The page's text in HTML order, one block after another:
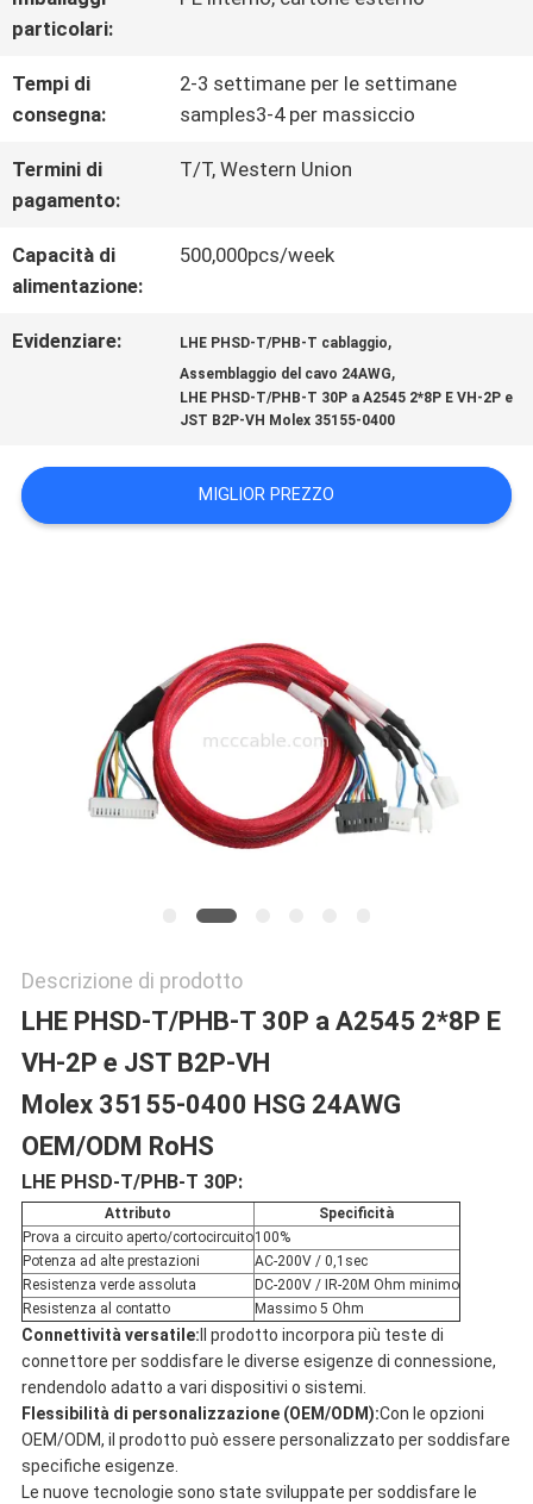
QUALITÀ
CONTATTACI
NOTIZIE
CASI
PREVENTIVO
POLITICA
particolari:
Tempi di
consegna:
2-3 settimane per le settimane
samples3-4 per massiccio
Termini di
pagamento:
T/T, Western Union
Capacità di
alimentazione:
500,000pcs/week
Evidenziare: LHE PHSD-T/PHB-T cablaggio,
Assemblaggio del cavo 24AWG,
LHE PHSD-T/PHB-T 30P a A2545 2*8P E VH-2P e
JST B2P-VH Molex 35155-0400
MIGLIOR PREZZO
Descrizione di prodotto
LHE PHSD-T/PHB-T 30P a A2545 2*8P E
VH-2P e JST B2P-VH
Molex 35155-0400 HSG 24AWG
OEM/ODM RoHS
LHE PHSD-T/PHB-T 30P:
Attributo
Specificità
Prova a circuito aperto/cortocircuito100%
Potenza ad alte prestazioni
AC-200V / 0,1sec
Resistenza verde assoluta
DC-200V / IR-20M Ohm minimo
Resistenza al contatto
Massimo 5 Ohm
Connettività versatile: Il prodotto incorpora più teste di
connettore per soddisfare le diverse esigenze di connessione,
rendendolo adatto a vari dispositivi o sistemi.
Flessibilità di personalizzazione (OEM/ODM):Con le opzioni
OEM/ODM, il prodotto può essere personalizzato per soddisfare
specifiche esigenze.
Le nuove tecnologie sono state sviluppate per soddisfare le